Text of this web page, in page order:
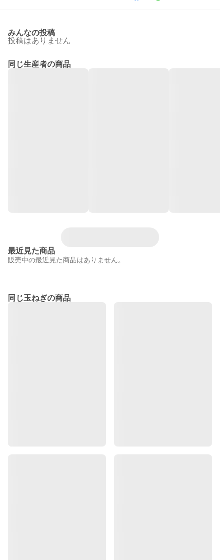
みんなの投稿
投稿はありません
同じ生産者の商品
最近見た商品
販売中の最近見た商品はありません。
同じ玉ねぎの商品